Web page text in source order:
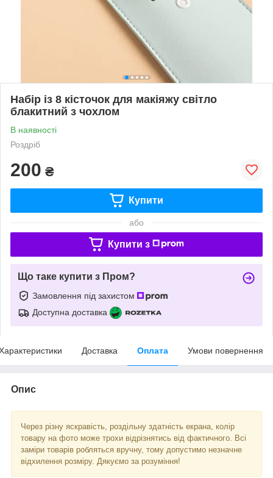
Набір із 8 кісточок для макіяжу світло
блакитний з чохлом
В наявності
Роздріб
200 ₴
Купити
або
Купити з
Що таке купити з Пром?
Замовлення під захистом
Доступна доставка
Доставка Оплата Умови повернення
Опис
Через різну яскравість, роздільну здатність екрана, колір
товару на фото може трохи відрізнятись від фактичного. Всі
заміри товарів робляться вручну, тому допустимо незначне
відхилення розміру. Дякуємо за розуміння!